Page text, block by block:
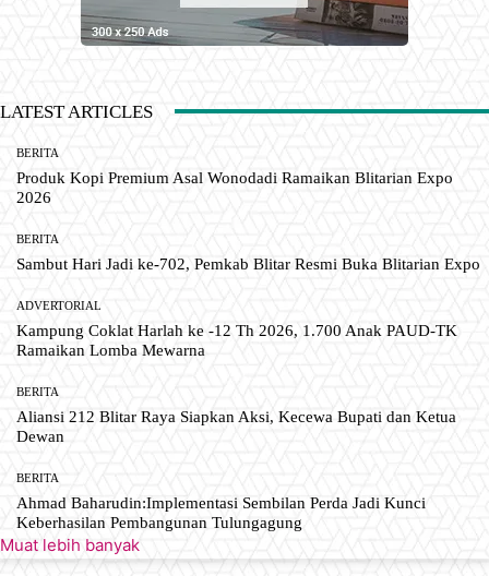
LATEST ARTICLES
BERITA
Produk Kopi Premium Asal Wonodadi Ramaikan Blitarian Expo
2026
BERITA
Sambut Hari Jadi ke-702, Pemkab Blitar Resmi Buka Blitarian Expo
ADVERTORIAL
Kampung Coklat Harlah ke -12 Th 2026, 1.700 Anak PAUD-TK
Ramaikan Lomba Mewarna
BERITA
Aliansi 212 Blitar Raya Siapkan Aksi, Kecewa Bupati dan Ketua
Dewan
BERITA
Ahmad Baharudin:Implementasi Sembilan Perda Jadi Kunci
Keberhasilan Pembangunan Tulungagung
Muat lebih banyak